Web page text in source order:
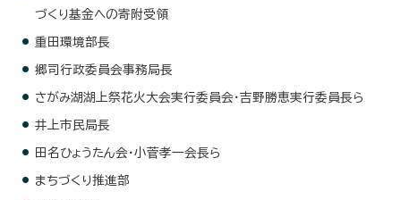
づくり基金への寄附受領
重田環境部長
郷司行政委員会事務局長
さがみ湖湖上祭花火大会実行委員会・吉野勝恵実行委員長ら
井上市民局長
田名ひょうたん会・小菅孝一会長ら
まちづくり推進部